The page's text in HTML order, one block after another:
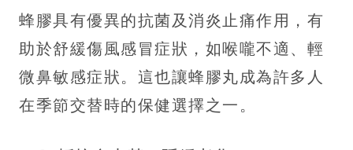
蜂膠具有優異的抗菌及消炎止痛作用，有
助於舒緩傷風感冒症狀，如喉嚨不適、輕
微鼻敏感症狀。這也讓蜂膠丸成為許多人
在季節交替時的保健選擇之一。